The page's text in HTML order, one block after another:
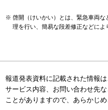
啓開（けいかい）とは、緊急車両
理を行い、簡易な段差修正などによ
報道発表資料に記載された情報
サービス内容、お問い合わせ先
ことがありますので、あらかじめ